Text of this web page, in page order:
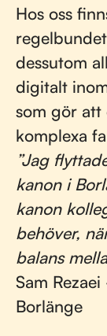
Hos oss
dessutom
digitalt
som gör att
komplexa
”Jag
kanon i
kanon
behöver,
balans
Sam
Borlänge